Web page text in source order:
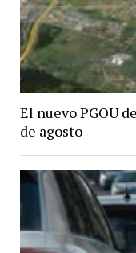
El nuevo PGOU
de agosto